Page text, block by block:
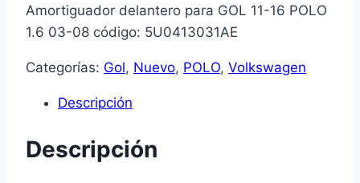
Amortiguador delantero para GOL 11-16 POLO
1.6 03-08 código: 5U0413031AE
Categorías: Gol, Nuevo, POLO, Volkswagen
Descripción
Descripción